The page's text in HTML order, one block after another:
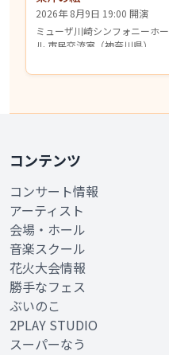
2026年 8月9日 19:00 開演
ミューザ川崎シンフォニーホー
ル 市民交流室（神奈川県）
コンテンツ
コンサート情報
アーティスト
会場・ホール
音楽スクール
花火大会情報
勝手なフェス
ぶいのこ
2PLAY STUDIO
スーパーなう